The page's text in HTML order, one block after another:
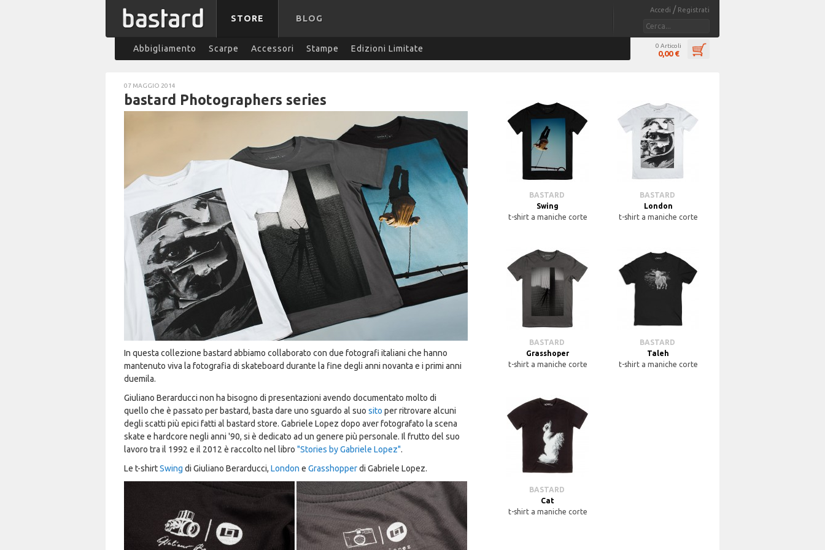
Accedi / Registrati
STORE BLOG
Abbigliamento Scarpe Accessori Stampe Edizioni Limitate 0 Articoli
0,00 €
07 MAGGIO 2014
bastard Photographers series
In questa collezione bastard abbiamo collaborato con due fotografi italiani che hanno
mantenuto viva la fotografia di skateboard durante la fine degli anni novanta e i primi anni
duemila.
Giuliano Berarducci non ha bisogno di presentazioni avendo documentato molto di
quello che è passato per bastard, basta dare uno sguardo al suo sito per ritrovare alcuni
degli scatti più epici fatti al bastard store. Gabriele Lopez dopo aver fotografato la scena
skate e hardcore negli anni '90, si è dedicato ad un genere più personale. Il frutto del suo
lavoro tra il 1992 e il 2012 è raccolto nel libro "Stories by Gabriele Lopez".
Le t-shirtSwing di Giuliano Berarducci, London e Grasshopperdi Gabriele Lopez.
BASTARD
Swing
t-shirt a maniche corte
BASTARD
London
t-shirt a maniche corte
BASTARD
Grasshoper
t-shirt a maniche corte
BASTARD
Taleh
t-shirt a maniche corte
BASTARD
Cat
t-shirt a maniche corte